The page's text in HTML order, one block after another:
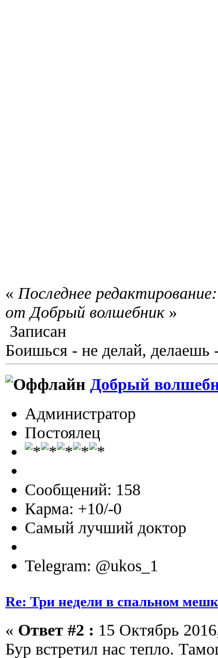
« Последнее
от Добрый волшебник »
Записан
Боишься - не делай, делаешь
Добрый
Администратор
Постоялец
Сообщений: 158
Карма: +10/-0
Самый лучший доктор
Telegram: @ukos_1
Re: Три недели в спальном
« Ответ #2 : 15 Октябрь
Бур встретил нас тепло.